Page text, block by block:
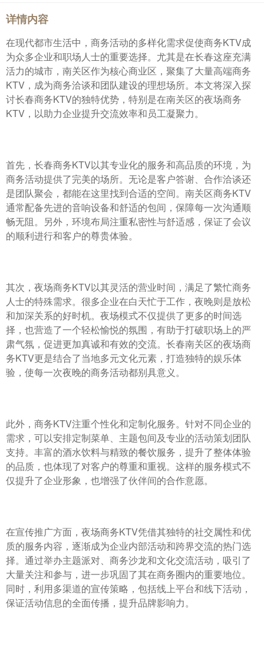
详情内容
在现代都市生活中，商务活动的多样化需求促使商务KTV成
为众多企业和职场人士的重要选择。尤其是在长春这座充满
活力的城市，南关区作为核心商业区，聚集了大量高端商务
KTV，成为商务洽谈和团队建设的理想场所。本文将深入探
讨长春商务KTV的独特优势，特别是在南关区的夜场商务
KTV，以助力企业提升交流效率和员工凝聚力。
首先，长春商务KTV以其专业化的服务和高品质的环境，为
商务活动提供了完美的场所。无论是客户答谢、合作洽谈还
是团队聚会，都能在这里找到合适的空间。南关区商务KTV
通常配备先进的音响设备和舒适的包间，保障每一次沟通顺
畅无阻。另外，环境布局注重私密性与舒适感，保证了会议
的顺利进行和客户的尊贵体验。
其次，夜场商务KTV以其灵活的营业时间，满足了繁忙商务
人士的特殊需求。很多企业在白天忙于工作，夜晚则是放松
和加深关系的好时机。夜场模式不仅提供了更多的时间选
择，也营造了一个轻松愉悦的氛围，有助于打破职场上的严
肃气氛，促进更加真诚和有效的交流。长春南关区的夜场商
务KTV更是结合了当地多元文化元素，打造独特的娱乐体
验，使每一次夜晚的商务活动都别具意义。
此外，商务KTV注重个性化和定制化服务。针对不同企业的
需求，可以安排定制菜单、主题包间及专业的活动策划团队
支持。丰富的酒水饮料与精致的餐饮服务，提升了整体体验
的品质，也体现了对客户的尊重和重视。这样的服务模式不
仅提升了企业形象，也增强了伙伴间的合作意愿。
在宣传推广方面，夜场商务KTV凭借其独特的社交属性和优
质的服务内容，逐渐成为企业内部活动和跨界交流的热门选
择。通过举办主题派对、商务沙龙和文化交流活动，吸引了
大量关注和参与，进一步巩固了其在商务圈内的重要地位。
同时，利用多渠道的宣传策略，包括线上平台和线下活动，
保证活动信息的全面传播，提升品牌影响力。